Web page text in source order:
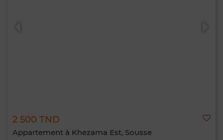
2 500 TND
Appartement à Khezama Est, Sousse